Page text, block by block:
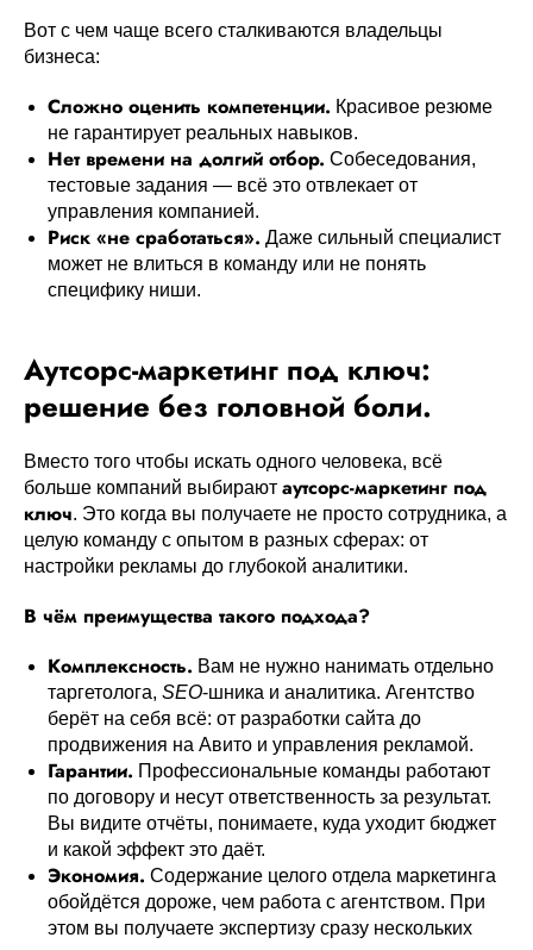
Вот с чем чаще всего сталкиваются владельцы
бизнеса:
Сложно оценить компетенции. Красивое резюме
не гарантирует реальных навыков.
Нет времени на долгий отбор. Собеседования,
тестовые задания — всё это отвлекает от
управления компанией.
Риск «не сработаться». Даже сильный специалист
может не влиться в команду или не понять
специфику ниши.
Аутсорс-маркетинг под ключ:
решение без головной боли.
Вместо того чтобы искать одного человека, всё
больше компаний выбирают аутсорс-маркетинг под
ключ. Это когда вы получаете не просто сотрудника, а
целую команду с опытом в разных сферах: от
настройки рекламы до глубокой аналитики.
В чём преимущества такого подхода?
Комплексность. Вам не нужно нанимать отдельно
таргетолога, SEO-шника и аналитика. Агентство
берёт на себя всё: от разработки сайта до
продвижения на Авито и управления рекламой.
Гарантии. Профессиональные команды работают
по договору и несут ответственность за результат.
Вы видите отчёты, понимаете, куда уходит бюджет
и какой эффект это даёт.
Экономия. Содержание целого отдела маркетинга
обойдётся дороже, чем работа с агентством. При
этом вы получаете экспертизу сразу нескольких